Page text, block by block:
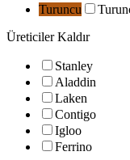
Turuncu
Üreticiler Kaldır
Stanley
Aladdin
Laken
Contigo
Igloo
Ferrino